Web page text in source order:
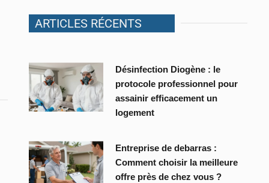
ARTICLES RÉCENTS
Désinfection Diogène : le
protocole professionnel pour
assainir efficacement un
logement
Entreprise de debarras :
Comment choisir la meilleure
offre près de chez vous ?